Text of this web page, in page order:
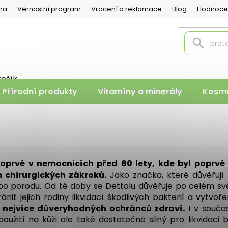
Věrnostní program Vrácení a reklamace Blog
Přírodní produkty Vitamíny a minerály
v nemocnicích před 80 lety, kde byl
chirurgických zákroků. Jako značka, které
porodu. Od té doby se Dettolu důvěřuje po celém
jejich rodiny likvidací škodlivých bakterií a
důveryhodných ochránců zdraví. I v
na kůži ale také dostatečně silný pro likvidaci